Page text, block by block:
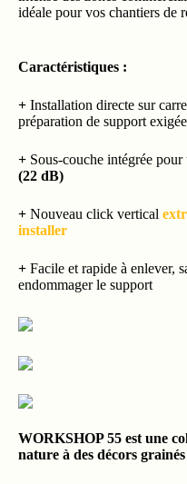
idéale pour vos chantiers de
Caractéristiques :
+ Installation directe sur
préparation de support exigée
+ Sous-couche intégrée
(22 dB)
+ Nouveau click vertical
installer
+ Facile et rapide à enlever,
endommager le support
WORKSHOP 55 est une
nature à des décors